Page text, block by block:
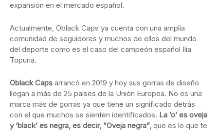
expansión en el mercado español.
Actualmente, Oblack Caps ya cuenta con una amplia
comunidad de seguidores y muchos de ellos del mundo
del deporte como es el caso del campeón español Ilia
Topuria.
Oblack Caps arrancó en 2019 y hoy sus gorras de diseño
llegan a más de 25 países de la Unión Europea. No es una
marca más de gorras ya que tiene un significado detrás
con el que muchos se sienten identificados. La ‘o’ es oveja
y ‘black’ es negra, es decir, “Oveja negra”, que es lo que te